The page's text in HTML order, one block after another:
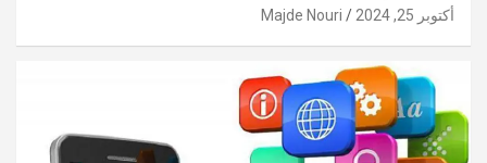
أكتوبر 25, 2024 Majde Nouri